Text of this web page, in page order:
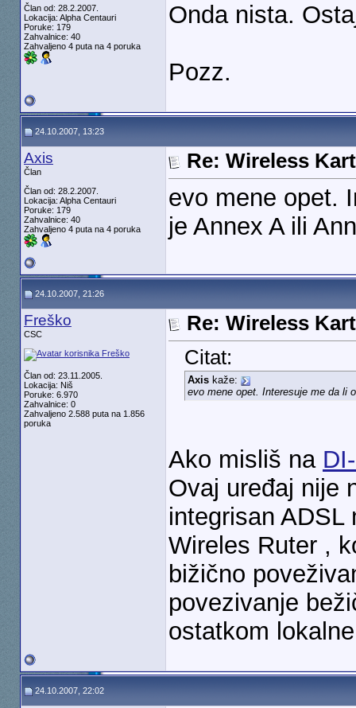
Član od: 28.2.2007.
Lokacija: Alpha Centauri
Poruke: 179
Zahvalnice: 40
Zahvaljeno 4 puta na 4 poruka
Onda nista.
Pozz.
24.10.2007, 13:23
Axis
Član
Član od: 28.2.2007.
Lokacija: Alpha Centauri
Poruke: 179
Zahvalnice: 40
Zahvaljeno 4 puta na 4 poruka
Re: Wireless
evo mene opet.
je Annex A ili
24.10.2007, 21:26
Freško
CSC
Član od: 23.11.2005.
Lokacija: Niš
Poruke: 6.970
Zahvalnice: 0
Zahvaljeno 2.588 puta na 1.856
poruka
Re: Wireless
Citat:
Axiskaže:
evo mene opet. Interesuje me da li
Ako misliš na
Ovaj uređaj nije
integrisan
Wireles Ruter ,
bižično
povezivanje
ostatkom
24.10.2007, 22:02